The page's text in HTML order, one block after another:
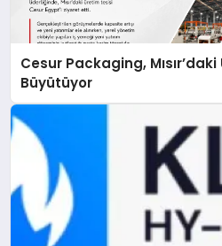
Cesur Packaging,
Büyütüyor